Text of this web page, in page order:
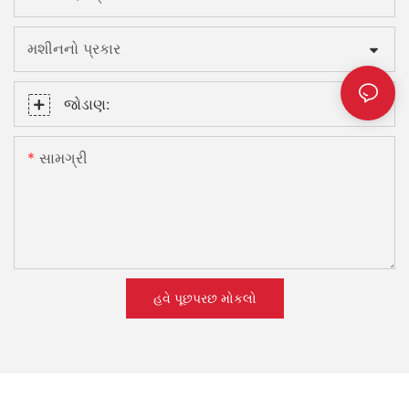
મશીનનો પ્રકાર
જોડાણ:
સામગ્રી
હવે પૂછપરછ મોકલો